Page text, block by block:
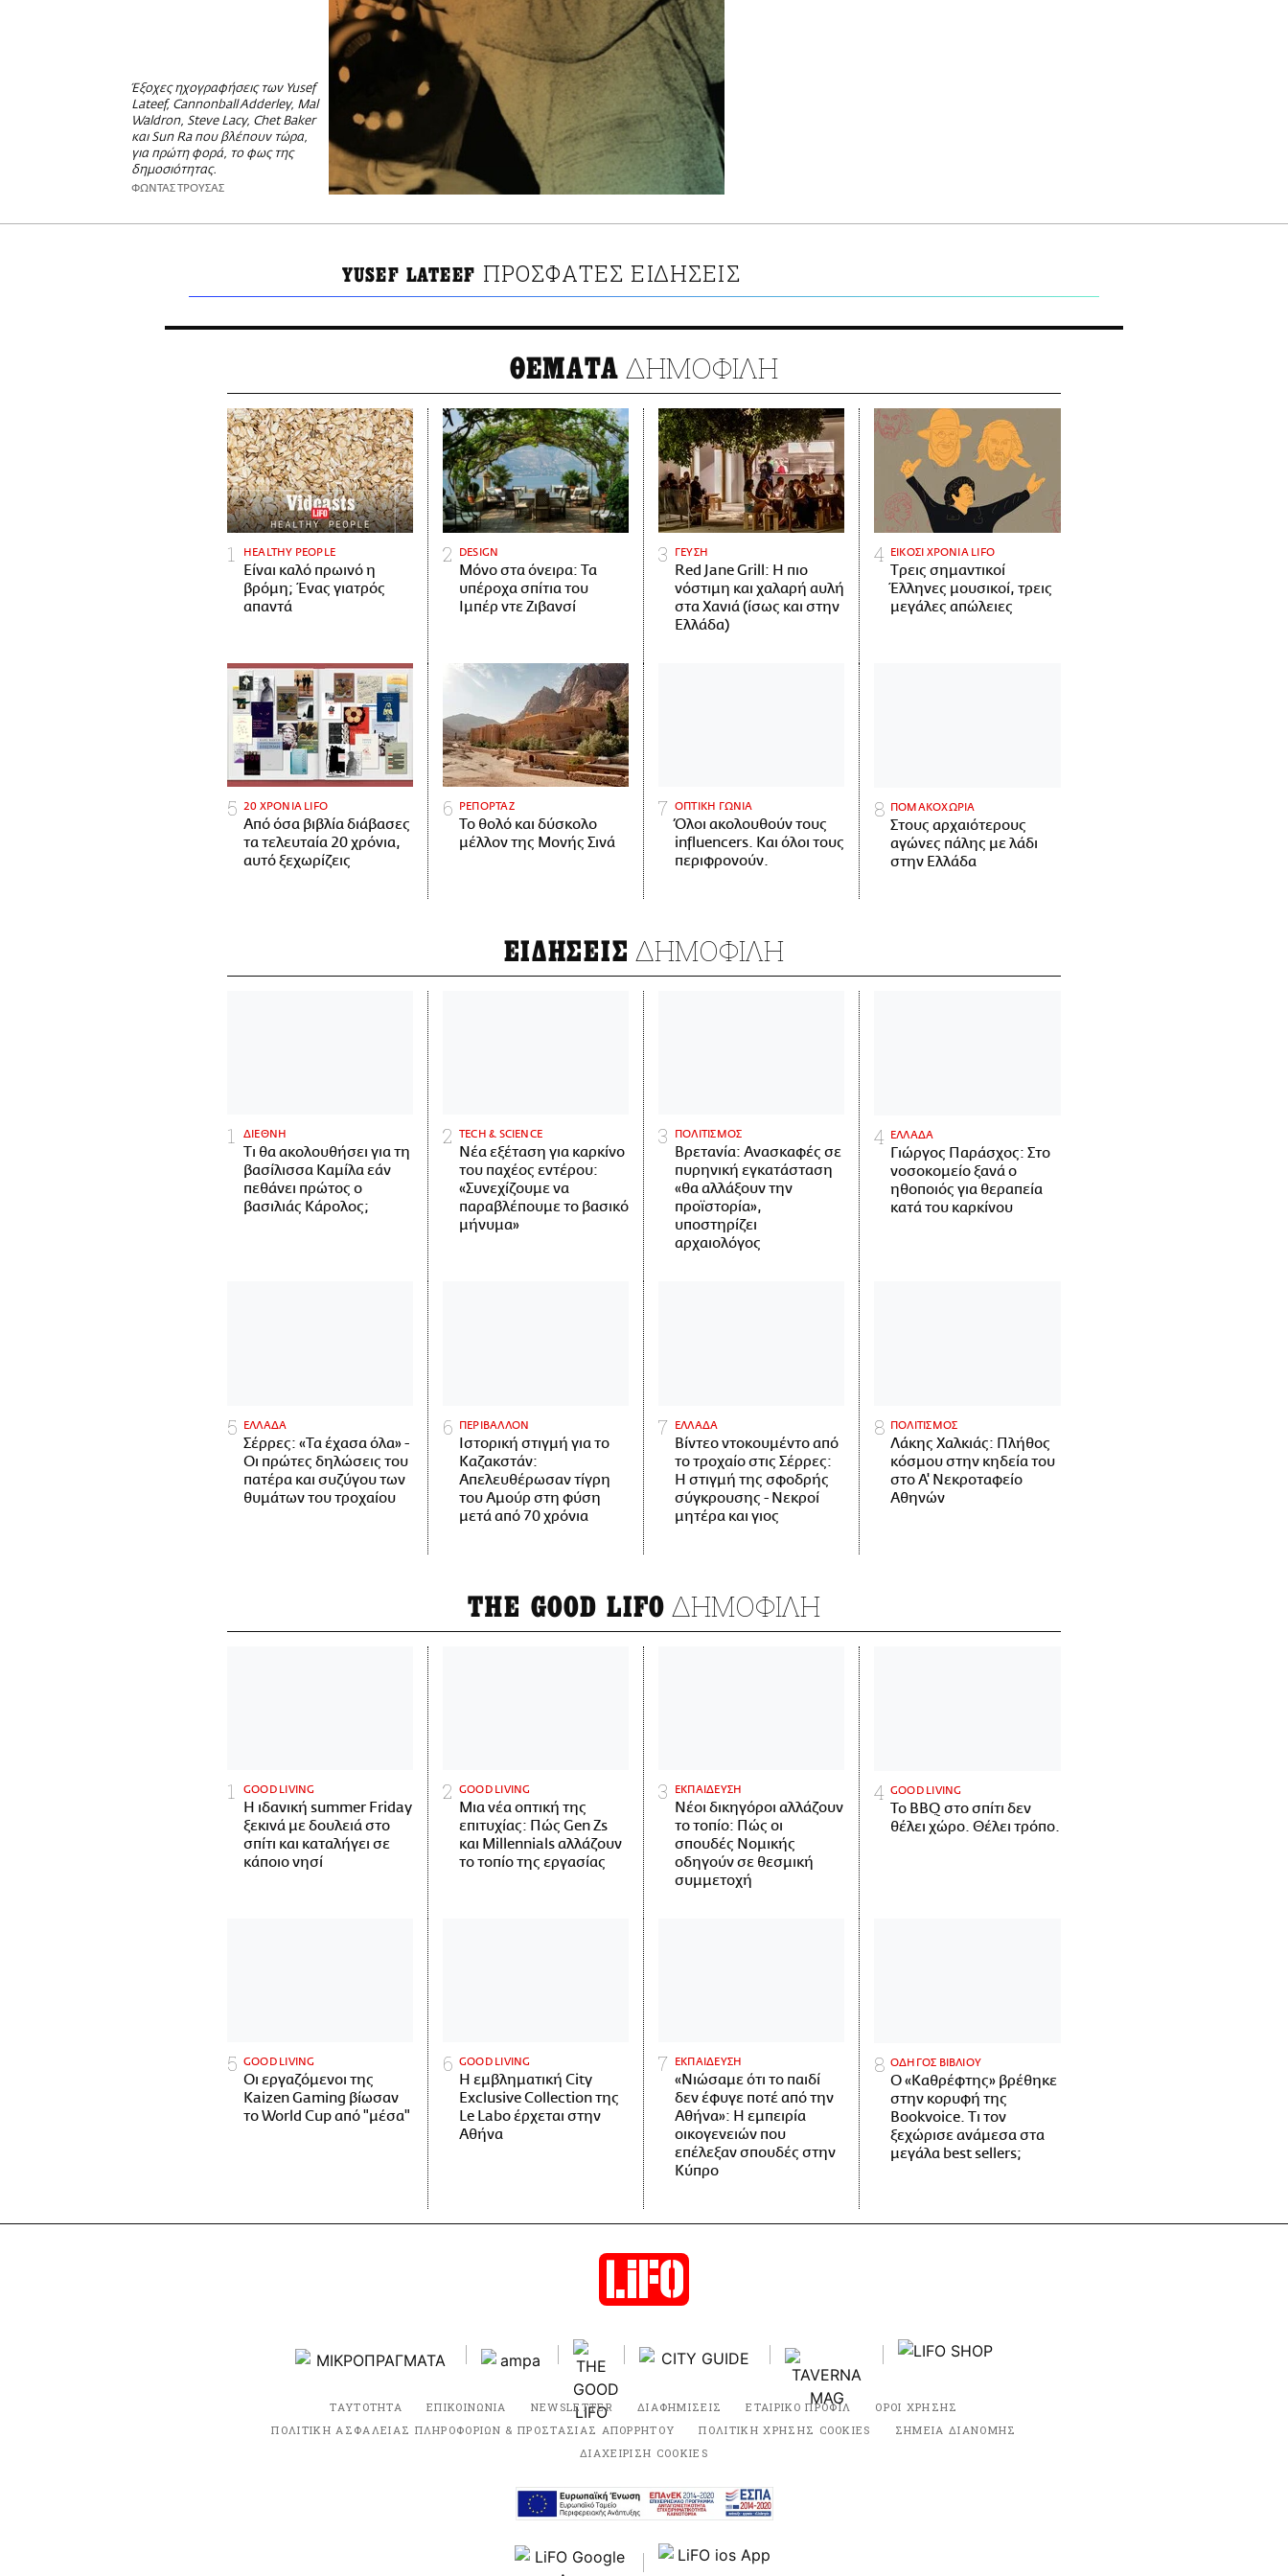
Έξοχες ηχογραφήσεις των Yusef
Lateef, Cannonball Adderley, Mal
Waldron, Steve Lacy, Chet Baker
και Sun Ra που βλέπουν τώρα,
για πρώτη φορά, το φως της
δημοσιότητας.
ΦΩΝΤΑΣ ΤΡΟΥΣΑΣ
YUSEF LATEEF ΠΡΟΣΦΑΤΕΣ ΕΙΔΗΣΕΙΣ
ΘΕΜΑΤΑ ΔΗΜΟΦΙΛΗ
HEALTHY PEOPLE
Είναι καλό πρωινό η
βρόμη; Ένας γιατρός
απαντά
DESIGN
Μόνο στα όνειρα: Τα
υπέροχα σπίτια του
Ιμπέρ ντε Ζιβανσί
ΓΕΥΣΗ
Red Jane Grill: Η πιο
νόστιμη και χαλαρή αυλή
στα Χανιά (ίσως και στην
Ελλάδα)
ΕΙΚΟΣΙ ΧΡΟΝΙΑ LIFO
Tρεις σημαντικοί
Έλληνες μουσικοί, τρεις
μεγάλες απώλειες
20 ΧΡΟΝΙΑ LIFO
Από όσα βιβλία διάβασες
τα τελευταία 20 χρόνια,
αυτό ξεχωρίζεις
ΡΕΠΟΡΤΑΖ
Το θολό και δύσκολο
μέλλον της Μονής Σινά
ΟΠΤΙΚΗ ΓΩΝΙΑ
Όλοι ακολουθούν τους
influencers. Και όλοι τους
περιφρονούν.
ΠΟΜΑΚΟΧΩΡΙΑ
Στους αρχαιότερους
αγώνες πάλης με λάδι
στην Ελλάδα
ΕΙΔΗΣΕΙΣ ΔΗΜΟΦΙΛΗ
ΔΙΕΘΝΗ
Τι θα ακολουθήσει για τη
βασίλισσα Καμίλα εάν
πεθάνει πρώτος ο
βασιλιάς Κάρολος;
ΤECH & SCIENCE
Νέα εξέταση για καρκίνο
του παχέος εντέρου:
«Συνεχίζουμε να
παραβλέπουμε το βασικό
μήνυμα»
ΠΟΛΙΤΙΣΜΟΣ
Βρετανία: Ανασκαφές σε
πυρηνική εγκατάσταση
«θα αλλάξουν την
προϊστορία»,
υποστηρίζει
αρχαιολόγος
ΕΛΛΑΔΑ
Γιώργος Παράσχος: Στο
νοσοκομείο ξανά ο
ηθοποιός για θεραπεία
κατά του καρκίνου
ΕΛΛΑΔΑ
Σέρρες: «Τα έχασα όλα» -
Οι πρώτες δηλώσεις του
πατέρα και συζύγου των
θυμάτων του τροχαίου
ΠΕΡΙΒΑΛΛΟΝ
Ιστορική στιγμή για το
Καζακστάν:
Απελευθέρωσαν τίγρη
του Αμούρ στη φύση
μετά από 70 χρόνια
ΕΛΛΑΔΑ
Βίντεο ντοκουμέντο από
το τροχαίο στις Σέρρες:
Η στιγμή της σφοδρής
σύγκρουσης - Νεκροί
μητέρα και γιος
ΠΟΛΙΤΙΣΜΟΣ
Λάκης Χαλκιάς: Πλήθος
κόσμου στην κηδεία του
στο Α' Νεκροταφείο
Αθηνών
THE GOOD LIFO ΔΗΜΟΦΙΛΗ
GOOD LIVING
Η ιδανική summer Friday
ξεκινά με δουλειά στο
σπίτι και καταλήγει σε
κάποιο νησί
GOOD LIVING
Μια νέα οπτική της
επιτυχίας: Πώς Gen Zs
και Millennials αλλάζουν
το τοπίο της εργασίας
ΕΚΠΑΙΔΕΥΣΗ
Νέοι δικηγόροι αλλάζουν
το τοπίο: Πώς οι
σπουδές Νομικής
οδηγούν σε θεσμική
συμμετοχή
GOOD LIVING
Το BBQ στο σπίτι δεν
θέλει χώρο. Θέλει τρόπο.
GOOD LIVING
Οι εργαζόμενοι της
Kaizen Gaming βίωσαν
το World Cup από "μέσα"
GOOD LIVING
Η εμβληματική City
Exclusive Collection της
Le Labo έρχεται στην
Αθήνα
ΕΚΠΑΙΔΕΥΣΗ
«Νιώσαμε ότι το παιδί
δεν έφυγε ποτέ από την
Αθήνα»: Η εμπειρία
οικογενειών που
επέλεξαν σπουδές στην
Κύπρο
ΟΔΗΓΟΣ ΒΙΒΛΙΟΥ
Ο «Καθρέφτης» βρέθηκε
στην κορυφή της
Bookvoice. Τι τον
ξεχώρισε ανάμεσα στα
μεγάλα best sellers;
ΤΑΥΤΟΤΗΤΑ ΕΠΙΚΟΙΝΩΝΙΑ NEWSLETTER ΔΙΑΦΗΜΙΣΕΙΣ ΕΤΑΙΡΙΚΟ ΠΡΟΦΙΛ
ΟΡΟΙ ΧΡΗΣΗΣ
ΠΟΛΙΤΙΚΗ ΑΣΦΑΛΕΙΑΣ ΠΛΗΡΟΦΟΡΙΩΝ & ΠΡΟΣΤΑΣΙΑΣ ΑΠΟΡΡΗΤΟΥ
ΠΟΛΙΤΙΚΗ ΧΡΗΣΗΣ COOKIES
ΣΗΜΕΙΑ ΔΙΑΝΟΜΗΣ
ΔΙΑΧΕΙΡΙΣΗ COOKIES